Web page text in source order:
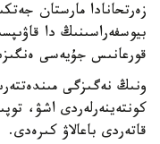
زەرتحانادا مارستان
بيوسفەراسىنىڭ دا
قورعانىس جۇيەسى
ونىڭ نەگىزگى
كونتەينەرلەردى اشۋ،
قاتەردى باعالاۋ كىرەدى.